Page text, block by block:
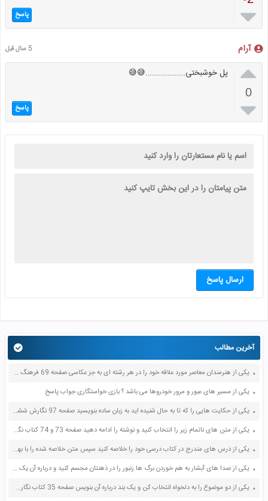
 پاسخ
آرام 5 سال قبل

0

پل خوشبختی………………….😅😅
پاسخ
ارسال پاسخ
آخرین مطالب
یکی از هنرمندان معاصر مورد علاقه خود را در هر رشته ای به جز عکاسی صفحه 69 فرهنگ و هنر نهم
یکی از مسیر های عبور و مرور خودروها می باشد ؟ بازی خواستگاری جواب پاسخ
یکی از حکایت هایی را که تا به حال شنیده اید به زبان ساده بنویسید صفحه 97 نگارش ششم دبستان
یکی از متن های ناتمام زیر را انتخاب کنید و نوشته را ادامه دهید صفحه 73 و 74 کتاب نگارش فارسی پنجم دبستان
یکی از درس های مندرج در کتاب درسی خود را خلاصه کنید سپس متن خلاصه شده را با بهره گیری از روش های دسته بندی نمودار جدول نقشه مفهومی نشان دهید صفحه 118 نگارش یازدهم
یکی از صدا های آبشار به هم خوردن برگ ها زنبور را در ذهنتان مجسم کنید و درباره آن یک بند بنویسید صفحه 11 نگارش پنجم
یکی از دو موضوع را به دلخواه انتخاب کن و یک بند درباره آن بنویس صفحه 35 کتاب نگارش فارسی سوم